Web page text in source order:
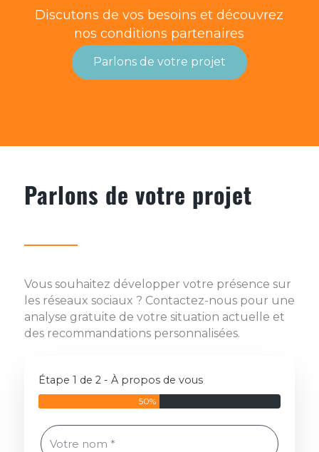
Discutons de vos besoins et découvrez
nos conditions partenaires
Parlons de votre projet
Parlons de votre projet
Vous souhaitez développer votre présence sur
les réseaux sociaux ? Contactez-nous pour une
analyse gratuite de votre situation actuelle et
des recommandations personnalisées.
Étape 1 de 2 - À propos de vous
50%